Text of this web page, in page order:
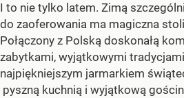
I to nie tylko latem. Zimą
do zaoferowania ma magiczna
Połączony z Polską doskonałą
zabytkami, wyjątkowymi
najpiękniejszym jarmarkiem
pyszną kuchnią i wyjątkową